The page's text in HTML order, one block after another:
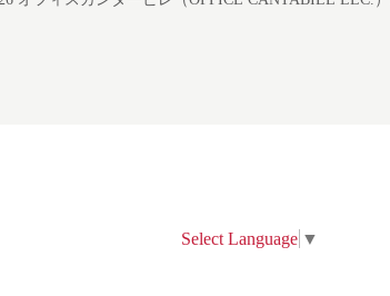
Select Language ▼